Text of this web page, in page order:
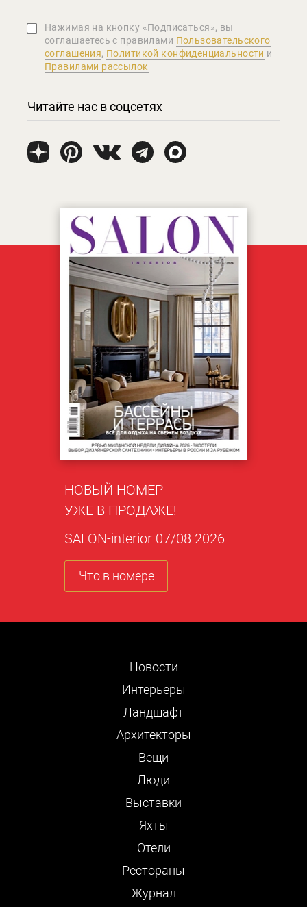
Нажимая на кнопку «Подписаться», вы
соглашаетеcь с правилами Пользовательского
соглашения, Политикой конфиденциальности и
Правилами рассылок
Читайте нас в соцсетях
НОВЫЙ НОМЕР
УЖЕ В ПРОДАЖЕ!
SALON-interior 07/08 2026
Что в номере
Новости
Интерьеры
Ландшафт
Архитекторы
Вещи
Люди
Выставки
Яхты
Отели
Рестораны
Журнал